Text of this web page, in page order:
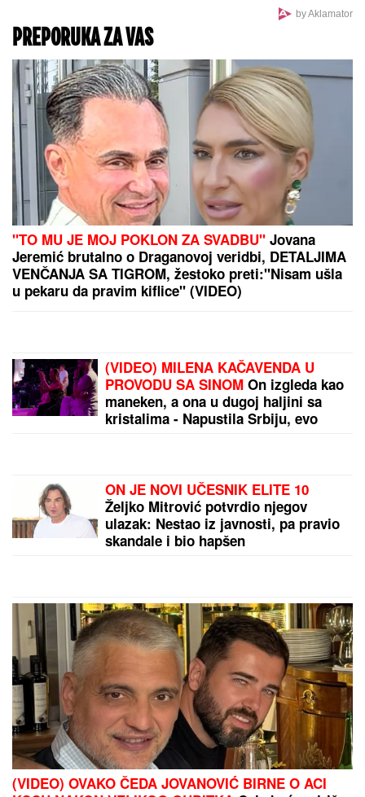
Inspekcija ZATVORILA objekat
Vladimira Tomovića u Crnoj Gori, on
sad otkrio šta se dešava: "Neki se
slade, neću im zaboraviti"
DŽEJEVA NAJVEĆA LJUBAV DANAS
kontaktu sa njegovim ćerkama, a
jedan detalj svi komentarišu
Zbog pevačice je ostavio ženu i dvoje dece: Nakon
razvoda dobili i dete, o skandalu su svi brujali